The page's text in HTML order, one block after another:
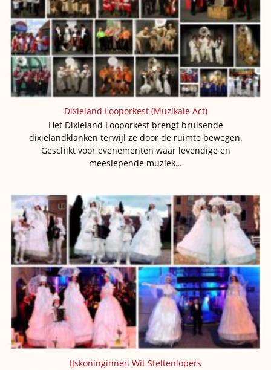
Dixieland Looporkest (Muzikale Act)
Het Dixieland Looporkest brengt bruisende
dixielandklanken terwijl ze door de ruimte bewegen.
Geschikt voor evenementen waar levendige en
meeslepende muziek…
IJskoninginnen Wit Steltenlopers